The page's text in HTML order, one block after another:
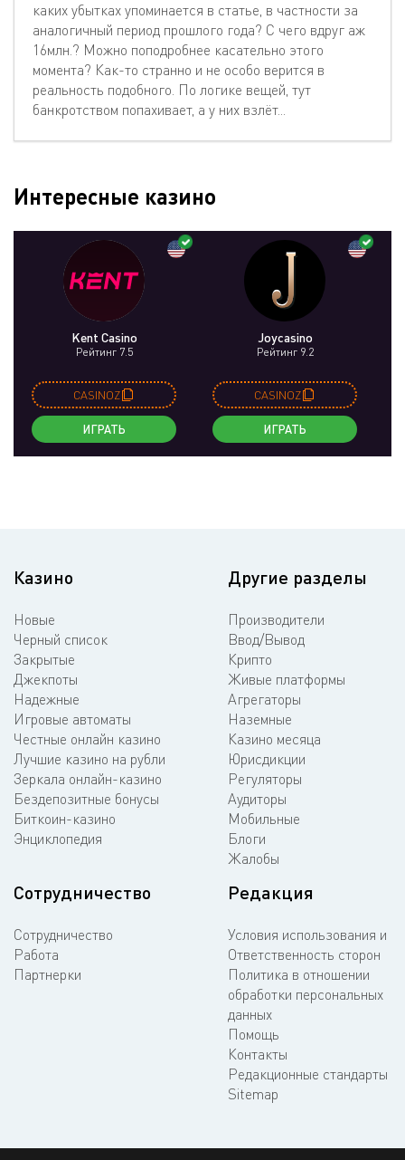
каких убытках упоминается в статье, в частности за
аналогичный период прошлого года? С чего вдруг аж
16млн.? Можно поподробнее касательно этого
момента? Как-то странно и не особо верится в
реальность подобного. По логике вещей, тут
банкротством попахивает, а у них взлёт...
Интересные казино
Kent Casino
Рейтинг 7.5
CASINOZ
ИГРАТЬ
Joycasino
Рейтинг 9.2
CASINOZ
ИГРАТЬ
Казино
Новые
Черный список
Закрытые
Джекпоты
Надежные
Игровые автоматы
Честные онлайн казино
Лучшие казино на рубли
Зеркала онлайн-казино
Бездепозитные бонусы
Биткоин-казино
Энциклопедия
Другие разделы
Производители
Ввод/Вывод
Крипто
Живые платформы
Агрегаторы
Наземные
Казино месяца
Юрисдикции
Регуляторы
Аудиторы
Мобильные
Блоги
Жалобы
Сотрудничество
Сотрудничество
Работа
Партнерки
Редакция
Условия использования и
Ответственность сторон
Политика в отношении
обработки персональных
данных
Помощь
Контакты
Редакционные стандарты
Sitemap